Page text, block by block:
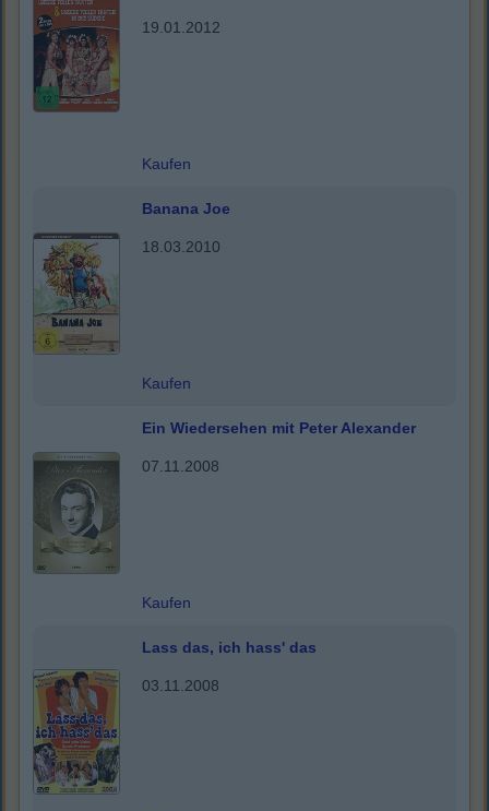
19.01.2012
Kaufen
Banana Joe
18.03.2010
Kaufen
Ein Wiedersehen mit Peter Alexander
07.11.2008
Kaufen
Lass das, ich hass' das
03.11.2008